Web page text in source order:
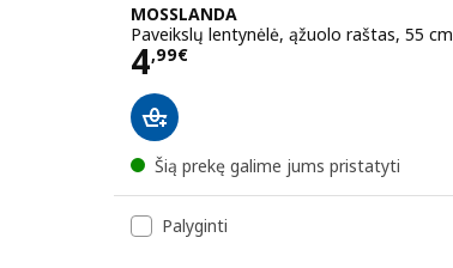
MOSSLANDA
Paveikslų lentynėlė, ąžuolo raštas, 55 cm
4,99€
Kaina 4,99€
Šią prekę galime jums pristatyti
Palyginti